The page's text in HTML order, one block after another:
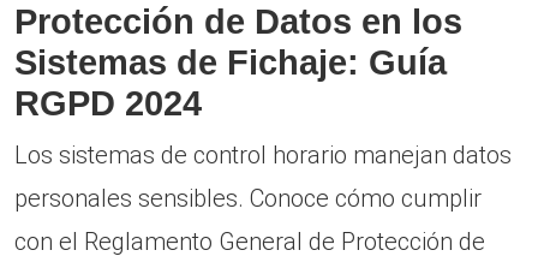
Protección de Datos en los
Sistemas de Fichaje: Guía
RGPD 2024
Los sistemas de control horario manejan datos
personales sensibles. Conoce cómo cumplir
con el Reglamento General de Protección de